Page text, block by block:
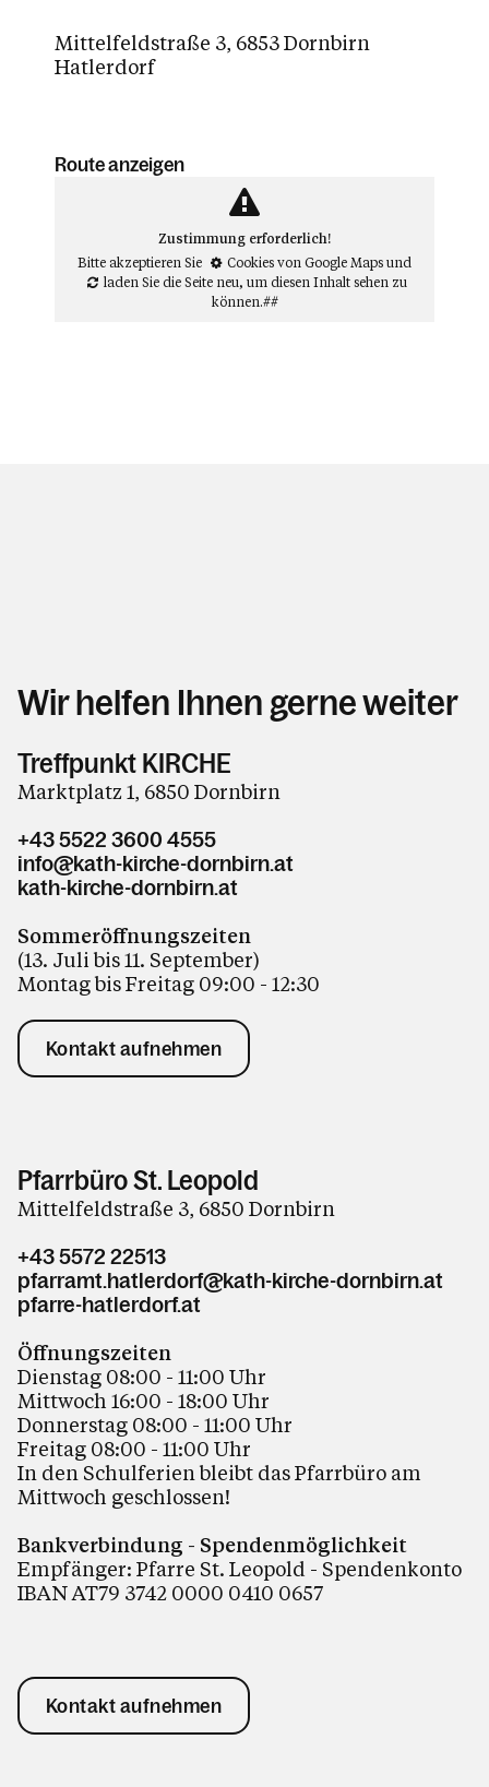
Mittelfeldstraße 3, 6853 Dornbirn
Hatlerdorf
Route anzeigen
Zustimmung erforderlich!
Bitte akzeptieren Sie
Cookies von Google Mapsund
laden Sie die Seite neu, um diesen Inhalt sehen zu
können.##
Wir helfen Ihnen gerne weiter
Treffpunkt KIRCHE
Marktplatz 1, 6850 Dornbirn
+43 5522 3600 4555
info@kath-kirche-dornbirn.at
kath-kirche-dornbirn.at
Sommeröffnungszeiten
(13. Juli bis 11. September)
Montag bis Freitag 09:00 - 12:30
Kontakt aufnehmen
Pfarrbüro St. Leopold
Mittelfeldstraße 3, 6850 Dornbirn
+43 5572 22513
pfarramt.hatlerdorf@kath-kirche-dornbirn.at
pfarre-hatlerdorf.at
Öffnungszeiten
Dienstag 08:00 - 11:00 Uhr
Mittwoch 16:00 - 18:00 Uhr
Donnerstag 08:00 - 11:00 Uhr
Freitag 08:00 - 11:00 Uhr
In den Schulferien bleibt das Pfarrbüro am
Mittwoch geschlossen!
Bankverbindung - Spendenmöglichkeit
Empfänger: Pfarre St. Leopold - Spendenkonto
IBAN AT79 3742 0000 0410 0657
Kontakt aufnehmen